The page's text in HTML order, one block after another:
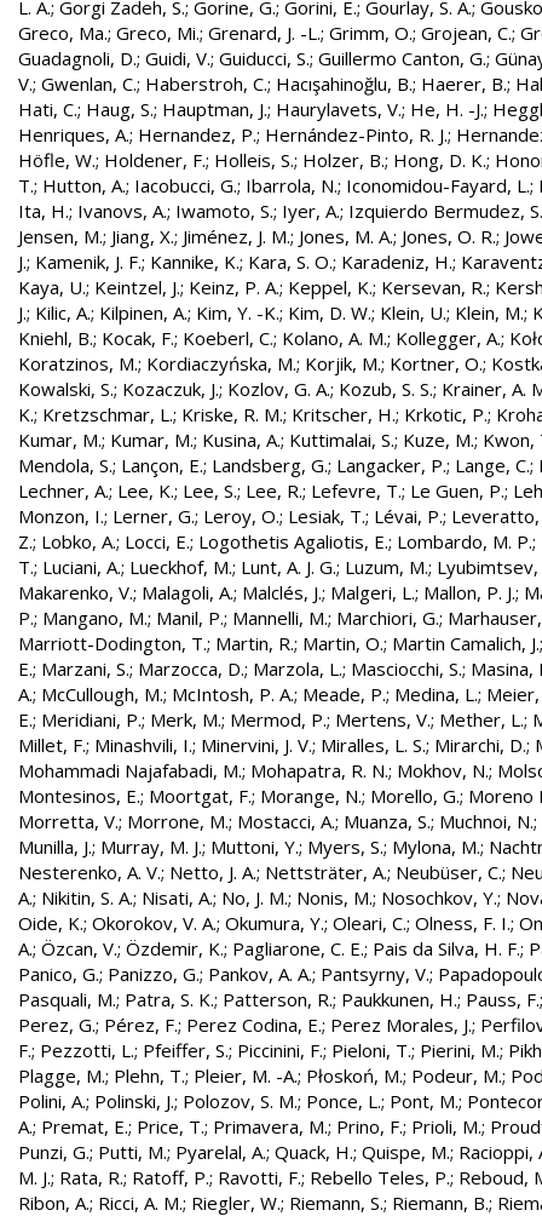
L. A.; Gorgi Zadeh, S.; Gorine, G.; Gorini, E.; Gourlay, S. A.;
Greco, Ma.; Greco, Mi.; Grenard, J. -L.; Grimm, O.; Grojean, C.;
Guadagnoli, D.; Guidi, V.; Guiducci, S.; Guillermo Canton, G.;
V.; Gwenlan, C.; Haberstroh, C.; Hacışahinoğlu, B.; Haerer, B.;
Hati, C.; Haug, S.; Hauptman, J.; Haurylavets, V.; He, H. -J.;
Henriques, A.; Hernandez, P.; Hernández-Pinto, R. J.;
Höfle, W.; Holdener, F.; Holleis, S.; Holzer, B.; Hong, D. K.;
T.; Hutton, A.; Iacobucci, G.; Ibarrola, N.; Iconomidou-Fayard, L.;
Ita, H.; Ivanovs, A.; Iwamoto, S.; Iyer, A.; Izquierdo Bermudez, S.
Jensen, M.; Jiang, X.; Jiménez, J. M.; Jones, M. A.; Jones, O. R.;
J.; Kamenik, J. F.; Kannike, K.; Kara, S. O.; Karadeniz, H.;
Kaya, U.; Keintzel, J.; Keinz, P. A.; Keppel, K.; Kersevan, R.;
J.; Kilic, A.; Kilpinen, A.; Kim, Y. -K.; Kim, D. W.; Klein, U.; Klein, M.;
Kniehl, B.; Kocak, F.; Koeberl, C.; Kolano, A. M.; Kollegger, A.;
Koratzinos, M.; Kordiaczyńska, M.; Korjik, M.; Kortner, O.;
Kowalski, S.; Kozaczuk, J.; Kozlov, G. A.; Kozub, S. S.; Krainer, A.
K.; Kretzschmar, L.; Kriske, R. M.; Kritscher, H.; Krkotic, P.;
Kumar, M.; Kumar, M.; Kusina, A.; Kuttimalai, S.; Kuze, M.; Kwon,
Mendola, S.; Lançon, E.; Landsberg, G.; Langacker, P.; Lange, C.;
Lechner, A.; Lee, K.; Lee, S.; Lee, R.; Lefevre, T.; Le Guen, P.;
Monzon, I.; Lerner, G.; Leroy, O.; Lesiak, T.; Lévai, P.; Leveratto,
Z.; Lobko, A.; Locci, E.; Logothetis Agaliotis, E.; Lombardo, M. P.;
T.; Luciani, A.; Lueckhof, M.; Lunt, A. J. G.; Luzum, M.; Lyubimtsev,
Makarenko, V.; Malagoli, A.; Malclés, J.; Malgeri, L.; Mallon, P. J.;
P.; Mangano, M.; Manil, P.; Mannelli, M.; Marchiori, G.;
Marriott-Dodington, T.; Martin, R.; Martin, O.; Martin Camalich, J.
E.; Marzani, S.; Marzocca, D.; Marzola, L.; Masciocchi, S.; Masina,
A.; McCullough, M.; McIntosh, P. A.; Meade, P.; Medina, L.; Meier,
E.; Meridiani, P.; Merk, M.; Mermod, P.; Mertens, V.; Mether, L.;
Millet, F.; Minashvili, I.; Minervini, J. V.; Miralles, L. S.; Mirarchi, D.;
Mohammadi Najafabadi, M.; Mohapatra, R. N.; Mokhov, N.;
Montesinos, E.; Moortgat, F.; Morange, N.; Morello, G.; Moreno
Morretta, V.; Morrone, M.; Mostacci, A.; Muanza, S.; Muchnoi, N.;
Munilla, J.; Murray, M. J.; Muttoni, Y.; Myers, S.; Mylona, M.;
Nesterenko, A. V.; Netto, J. A.; Nettsträter, A.; Neubüser, C.;
A.; Nikitin, S. A.; Nisati, A.; No, J. M.; Nonis, M.; Nosochkov, Y.;
Oide, K.; Okorokov, V. A.; Okumura, Y.; Oleari, C.; Olness, F. I.;
A.; Özcan, V.; Özdemir, K.; Pagliarone, C. E.; Pais da Silva, H. F.;
Panico, G.; Panizzo, G.; Pankov, A. A.; Pantsyrny, V.;
Pasquali, M.; Patra, S. K.; Patterson, R.; Paukkunen, H.; Pauss, F.
Perez, G.; Pérez, F.; Perez Codina, E.; Perez Morales, J.;
F.; Pezzotti, L.; Pfeiffer, S.; Piccinini, F.; Pieloni, T.; Pierini, M.;
Plagge, M.; Plehn, T.; Pleier, M. -A.; Płoskoń, M.; Podeur, M.;
Polini, A.; Polinski, J.; Polozov, S. M.; Ponce, L.; Pont, M.;
A.; Premat, E.; Price, T.; Primavera, M.; Prino, F.; Prioli, M.;
Punzi, G.; Putti, M.; Pyarelal, A.; Quack, H.; Quispe, M.; Racioppi,
M. J.; Rata, R.; Ratoff, P.; Ravotti, F.; Rebello Teles, P.; Reboud,
Ribon, A.; Ricci, A. M.; Riegler, W.; Riemann, S.; Riemann, B.;